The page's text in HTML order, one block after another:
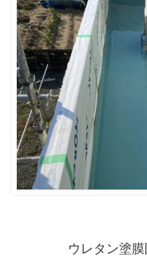
ウレタン塗